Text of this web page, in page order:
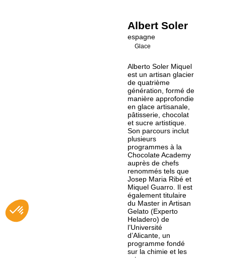
Albert Soler
espagne
Glace
Alberto Soler Miquel
est un artisan glacier
de quatrième
génération, formé de
manière approfondie
en glace artisanale,
pâtisserie, chocolat
et sucre artistique.
Son parcours inclut
plusieurs
programmes à la
Chocolate Academy
auprès de chefs
renommés tels que
Josep Maria Ribé et
Miquel Guarro. Il est
également titulaire
du Master in Artisan
Gelato (Experto
Heladero) de
l’Université
d’Alicante, un
programme fondé
sur la chimie et les